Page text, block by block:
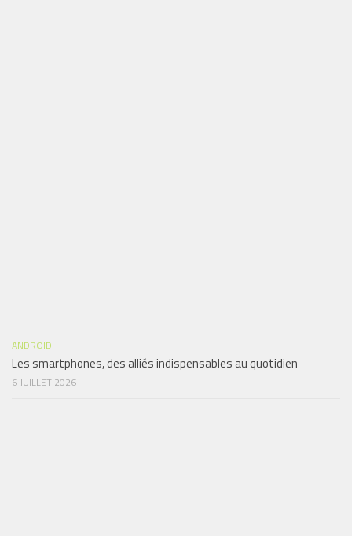
ANDROID
Les smartphones, des alliés indispensables au quotidien
6 JUILLET 2026